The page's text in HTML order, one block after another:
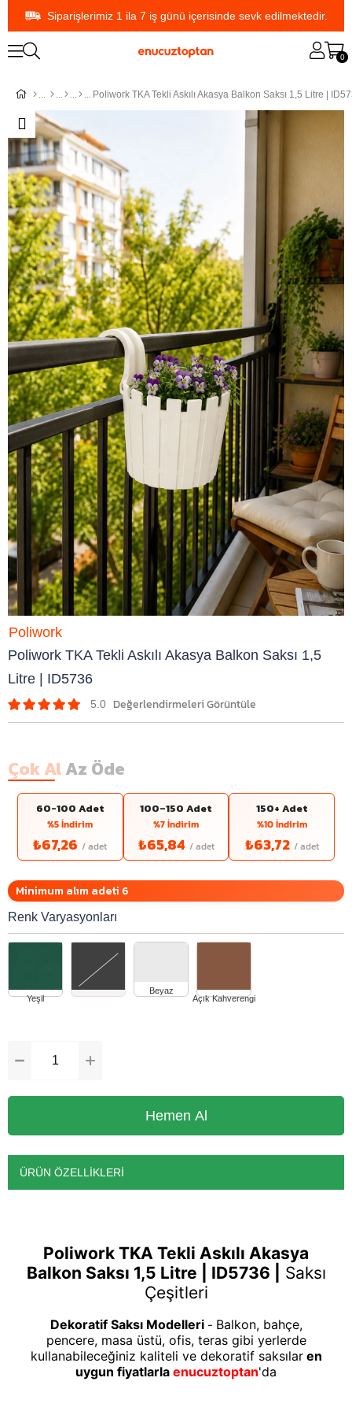
Siparişlerimiz 1 ila 7 iş günü içerisinde sevk edilmektedir.
0
Poliwork TKA Tekli Askılı Akasya Balkon Saksı 1,5 Litre |
Poliwork TKA Tekli Askılı Akasya Balkon Saksı 1,5
Litre | ID5736
5.0
Poliwork
Çok AlAz Öde
60-100 Adet
%5 İndirim
₺67,26
100–150 Adet
%7 İndirim
₺65,84
150+ Adet
%10 İndirim
₺63,72
Minimum alım adeti 6
Renk Varyasyonları
ÜRÜN ÖZELLIKLERI
Poliwork TKA Tekli Askılı Akasya
Balkon Saksı 1,5 Litre | ID5736 |
Saksı
Çeşitleri
Dekoratif Saksı Modelleri- Balkon, bahçe,
pencere, masa üstü, ofis, teras gibi yerlerde
kullanabileceğiniz kaliteli ve dekoratif saksılaren
uygun fiyatlarla enucuztoptan'da